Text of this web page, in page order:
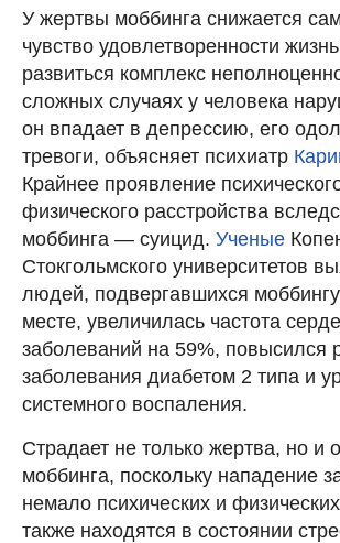
У жертвы моббинга снижается
чувство удовлетворенности
развиться комплекс
сложных случаях у человека
он впадает в депрессию, его
тревоги, объясняет психиатр
Крайнее проявление
физического расстройства
моббинга — суицид. Ученые
Стокгольмского университетов
людей, подвергавшихся
месте, увеличилась частота
заболеваний на 59%, повысился
заболевания диабетом 2 типа и
системного воспаления.
Страдает не только жертва, но и
моббинга, поскольку нападение
немало психических и
также находятся в состоянии